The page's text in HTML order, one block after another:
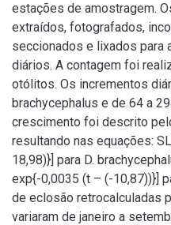
estações de amostragem.
extraídos, fotografados,
seccionados e lixados para
diários. A contagem foi
otólitos. Os incrementos
brachycephalus e de 64 a
crescimento foi descrito
resultando nas equações:
18,98)}] para D.
exp{-0,0035 (t – (-10,87))}]
de eclosão retrocalculadas
variaram de janeiro a